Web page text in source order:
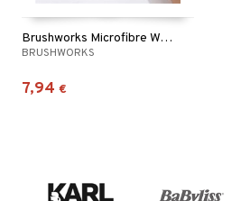
Brushworks Microfibre Wrist Wash Bands
BRUSHWORKS
7,94 €